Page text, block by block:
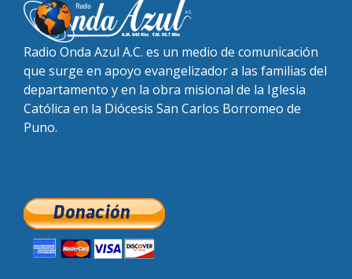
Radio Onda Azul A.C. es un medio de comunicación
que surge en apoyo evangelizador a las familias del
departamento y en la obra misional de la Iglesia
Católica en la Diócesis San Carlos Borromeo de
Puno.